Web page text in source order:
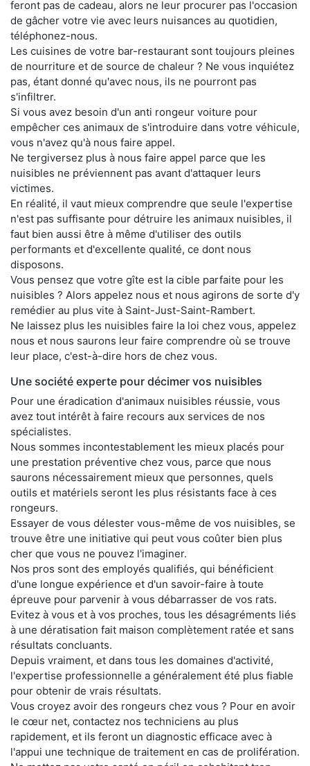
feront pas de cadeau, alors ne leur procurer pas l'occasion
de gâcher votre vie avec leurs nuisances au quotidien,
téléphonez-nous.
Les cuisines de votre bar-restaurant sont toujours pleines
de nourriture et de source de chaleur ? Ne vous inquiétez
pas, étant donné qu'avec nous, ils ne pourront pas
s'infiltrer.
Si vous avez besoin d'un anti rongeur voiture pour
empêcher ces animaux de s'introduire dans votre véhicule,
vous n'avez qu'à nous faire appel.
Ne tergiversez plus à nous faire appel parce que les
nuisibles ne préviennent pas avant d'attaquer leurs
victimes.
En réalité, il vaut mieux comprendre que seule l'expertise
n'est pas suffisante pour détruire les animaux nuisibles, il
faut bien aussi être à même d'utiliser des outils
performants et d'excellente qualité, ce dont nous
disposons.
Vous pensez que votre gîte est la cible parfaite pour les
nuisibles ? Alors appelez nous et nous agirons de sorte d'y
remédier au plus vite à Saint-Just-Saint-Rambert.
Ne laissez plus les nuisibles faire la loi chez vous, appelez
nous et nous saurons leur faire comprendre où se trouve
leur place, c'est-à-dire hors de chez vous.
Une société experte pour décimer vos nuisibles
Pour une éradication d'animaux nuisibles réussie, vous
avez tout intérêt à faire recours aux services de nos
spécialistes.
Nous sommes incontestablement les mieux placés pour
une prestation préventive chez vous, parce que nous
saurons nécessairement mieux que personnes, quels
outils et matériels seront les plus résistants face à ces
rongeurs.
Essayer de vous délester vous-même de vos nuisibles, se
trouve être une initiative qui peut vous coûter bien plus
cher que vous ne pouvez l'imaginer.
Nos pros sont des employés qualifiés, qui bénéficient
d'une longue expérience et d'un savoir-faire à toute
épreuve pour parvenir à vous débarrasser de vos rats.
Evitez à vous et à vos proches, tous les désagréments liés
à une dératisation fait maison complètement ratée et sans
résultats concluants.
Depuis vraiment, et dans tous les domaines d'activité,
l'expertise professionnelle a généralement été plus fiable
pour obtenir de vrais résultats.
Vous croyez avoir des rongeurs chez vous ? Pour en avoir
le cœur net, contactez nos techniciens au plus
rapidement, et ils feront un diagnostic efficace avec à
l'appui une technique de traitement en cas de prolifération.